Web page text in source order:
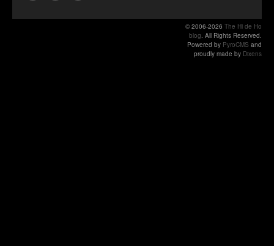
© 2006-2026 The Hi de Ho
blog . All Rights Reserved.
Powered by PyroCMS and
proudly made by Dixens